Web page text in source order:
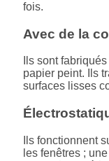
fois.
Avec de la
Ils sont
papier peint. Ils
surfaces lisses
Ils fonctionnent
les fenêtres ;